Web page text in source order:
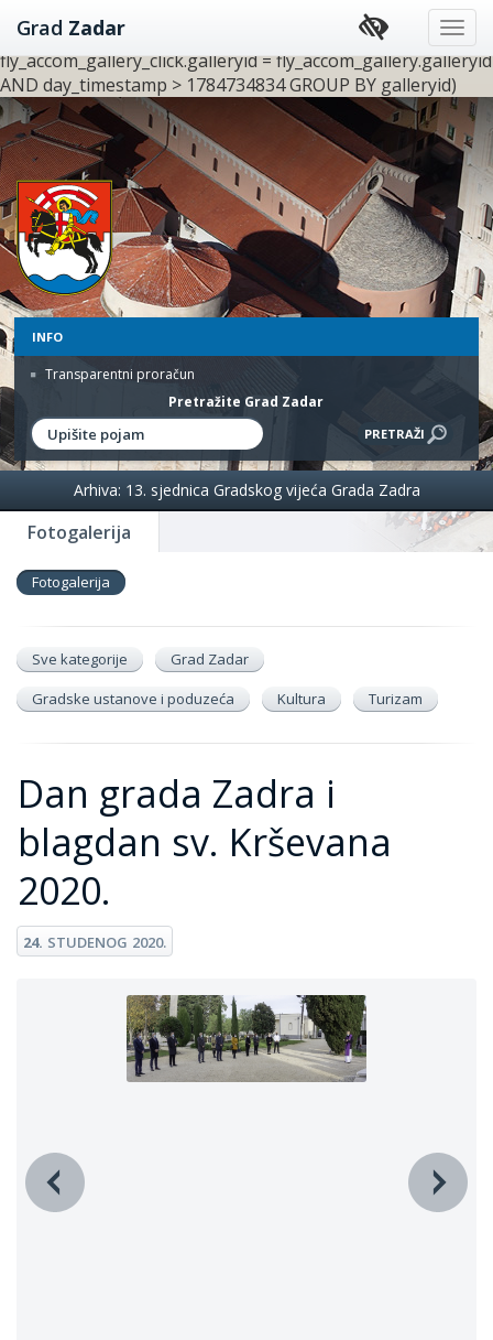
UPDATE fly_accom_gallery SET clickno = (SELECT
SUM(count) FROM fly_accom_gallery_click WHERE
fly_accom_gallery_click.galleryid = fly_accom_gallery.galleryid
AND day_timestamp > 1784734834 GROUP BY galleryid)
Preskoči
na
sadržaj
Grad Zadar
INFO
Transparentni proračun
Pretražite Grad Zadar
Fotogalerija
Arhiva: 13. sjednica Gradskog vijeća Grada Zadra
Fotogalerija
Sve kategorije
Grad Zadar
Gradske ustanove i poduzeća
Kultura Turizam
Dan grada Zadra i
blagdan sv. Krševana
2020.
24. STUDENOG 2020.